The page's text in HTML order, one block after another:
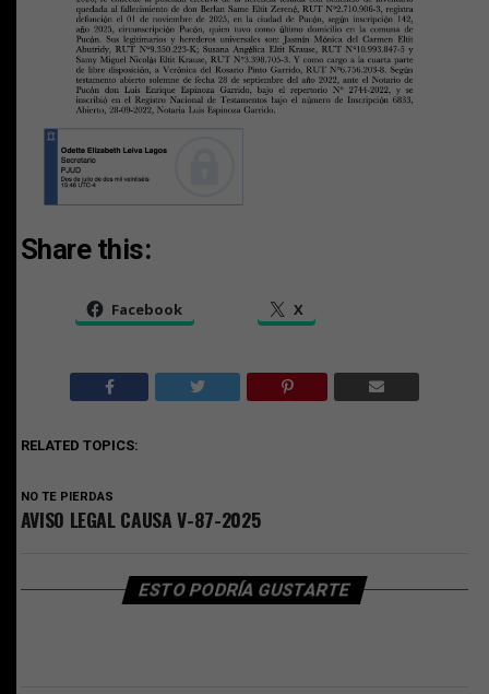
Share this:
Facebook X
RELATED TOPICS:
NO TE PIERDAS
AVISO LEGAL CAUSA V-87-2025
ESTO PODRÍA GUSTARTE